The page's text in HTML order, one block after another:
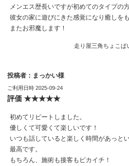
メンエス歴長いですが初めてのタイプの方
彼女の家に遊びにきた感覚になり癒しを
またお邪魔します！
走り屋三角ちょこぱ
投稿者：まっかい様
ご利用日時 2025-09-24
評価 ★★★★★
初めてリピートしました。
優しくて可愛くて楽しいです！
いつも話していると楽しく時間があっと
最高です。
もちろん、施術も接客もピカイチ！